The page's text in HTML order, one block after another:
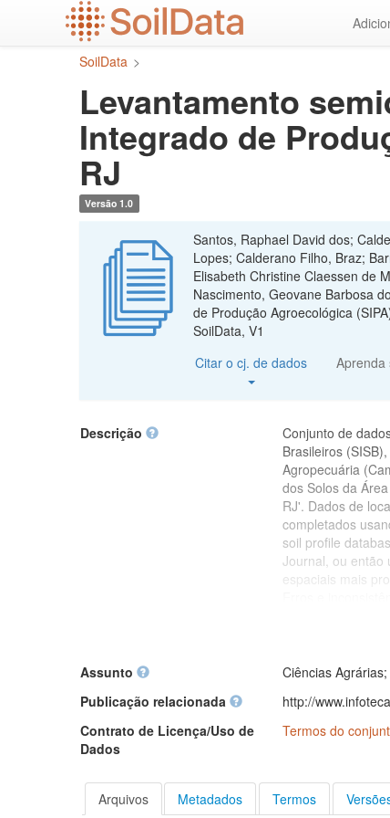
SoilData >
Levantamento
Integrado de
RJ
Versão 1.0
Santos, Raphael David dos;
Lopes; Calderano Filho, Braz;
Elisabeth Christine Claessen de
Nascimento, Geovane Barbosa
de Produção Agroecológica
SoilData, V1
Citar o cj. de dados
Aprenda
Descrição
Conjunto de
Brasileiros
Agropecuária
dos Solos da
RJ'. Dados de
completados
soil profile
Journal, ou então
espaciais mais
sobre o sistema
datum padrão.
do município e
relatório do
conexão dos
conjunto de
Todas os demais
dados como um
Assunto
Ciências
Publicação relacionada
http://
Contrato de Licença/Uso de
Dados
Termos do
Arquivos Metadados Termos